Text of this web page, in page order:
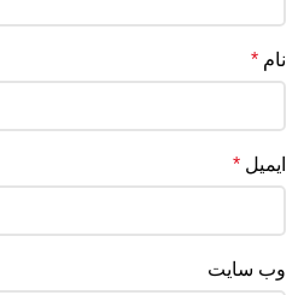
نام *
ایمیل *
وب‌ سایت